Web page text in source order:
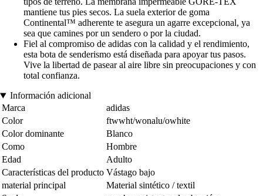
mantiene tus pies secos. La suela exterior de goma
Continental™ adherente te asegura un agarre excepcional, ya
sea que camines por un sendero o por la ciudad.
Fiel al compromiso de adidas con la calidad y el rendimiento,
esta bota de senderismo está diseñada para apoyar tus pasos.
Vive la libertad de pasear al aire libre sin preocupaciones y con
total confianza.
Información adicional
Marca
adidas
Color
ftwwht/wonalu/owhite
Color dominante
Blanco
Como
Hombre
Edad
Adulto
Características del producto Vástago bajo
material principal
Material sintético / textil